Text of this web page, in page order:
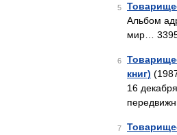
5
Альбом
мир…
6
книг)
16
7